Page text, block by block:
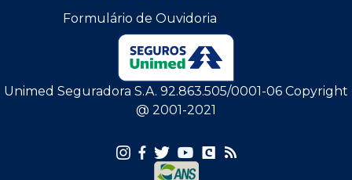
Formulário de Ouvidoria
Unimed Seguradora S.A. 92.863.505/0001-06 Copyright
@ 2001-2021